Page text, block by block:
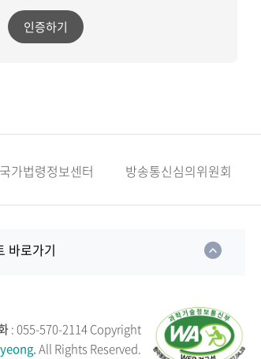
인증하기
국가법령정보센터 방송통신심의위원회
바로가기
: 055-570-2114Copyright
All Rights Reserved.